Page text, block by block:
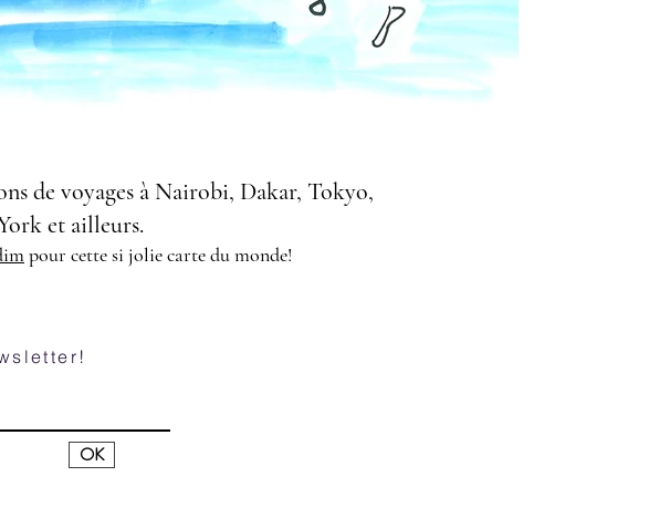
de voyages à Nairobi, Dakar, Tokyo,
et ailleurs.
pour cette si jolie carte du monde!
OK